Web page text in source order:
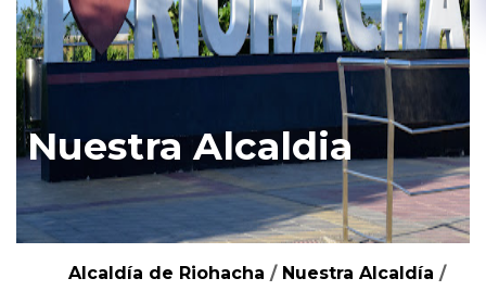
Nuestra Alcaldia
Alcaldía de Riohacha / Nuestra Alcaldía /